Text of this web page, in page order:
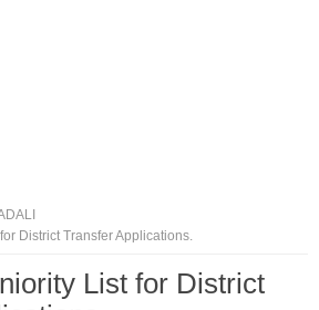
District Transfer Applications.
List for District